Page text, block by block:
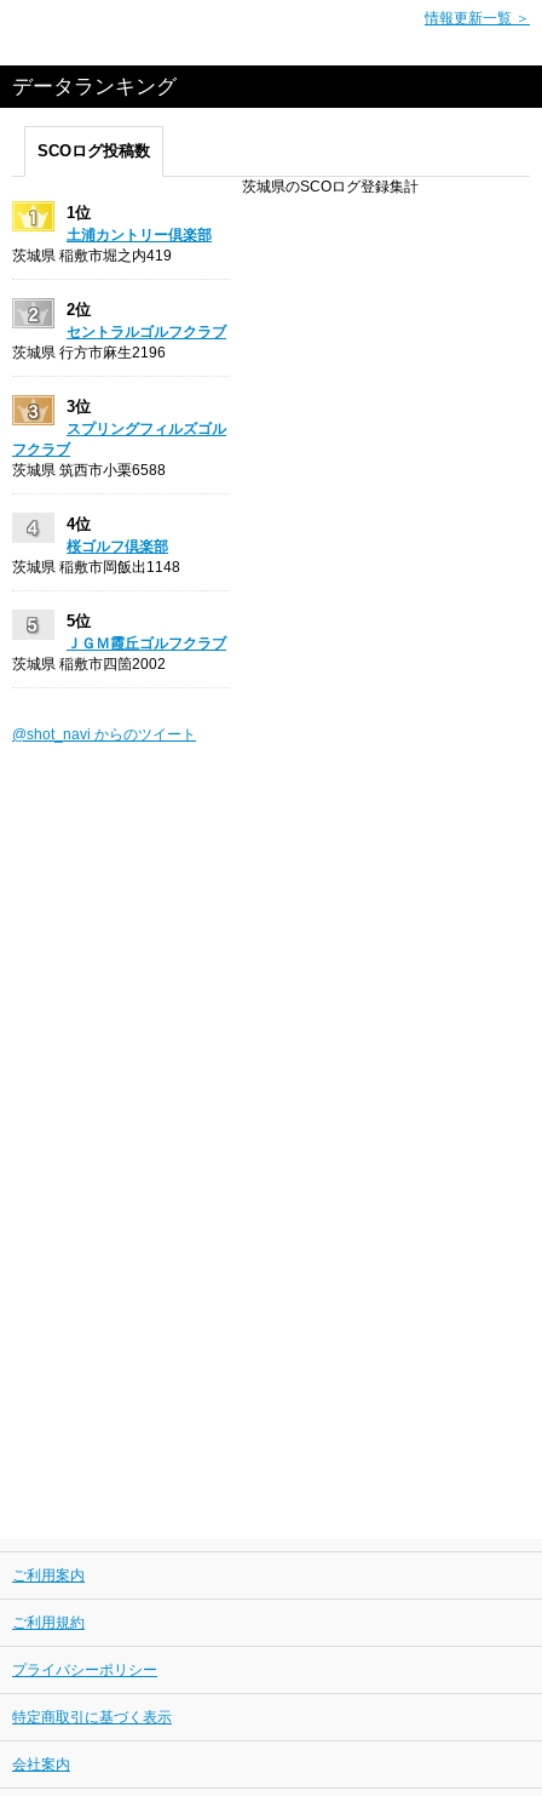
情報更新一覧 ＞
データランキング
SCOログ投稿数
茨城県のSCOログ登録集計
1位
土浦カントリー倶楽部
茨城県 稲敷市堀之内419
2位
セントラルゴルフクラブ
茨城県 行方市麻生2196
3位
スプリングフィルズゴル
フクラブ
茨城県 筑西市小栗6588
4位
桜ゴルフ倶楽部
茨城県 稲敷市岡飯出1148
5位
ＪＧＭ霞丘ゴルフクラブ
茨城県 稲敷市四箇2002
@shot_navi からのツイート
ご利用案内
ご利用規約
プライバシーポリシー
特定商取引に基づく表示
会社案内